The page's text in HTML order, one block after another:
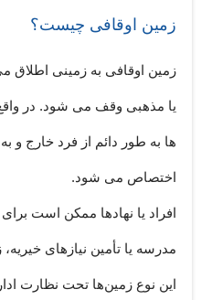
زمین اوقافی چیست؟
زمین اوقافی به زمینی
یا مذهبی وقف می شود. در
ها به طور دائم از فرد خارج و
اختصاص می شود.
افراد یا نهادها ممکن است
مدرسه یا تأمین نیازهای
این نوع زمین‌ها تحت نظارت